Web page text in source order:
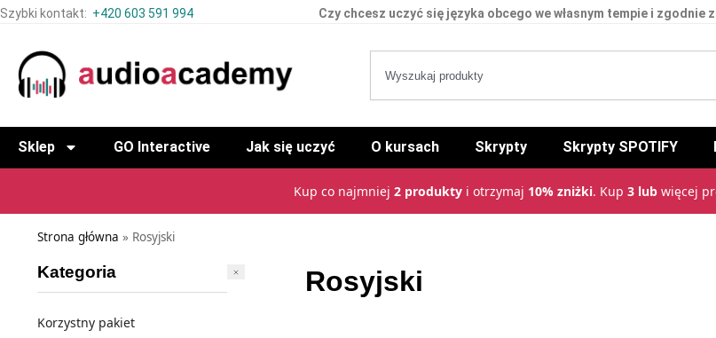
Szybki kontakt: +420 603 591 994 Czy chcesz uczyć się języka obcego we własnym tempie i zgodnie
Sklep GO Interactive Jak się uczyć O kursach Skrypty Skrypty SPOTIFY
Kup co najmniej 2 produkty i otrzymaj 10% zniżki. Kup 3 lubwięcej
Strona główna » Rosyjski
Rosyjski
Kategoria
Korzystny pakiet